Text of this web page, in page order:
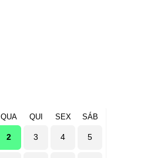
QUA QUI SEX SÁB
2 3 4 5